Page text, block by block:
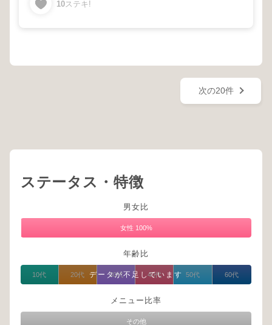
10ステキ!
次の20件
ステータス・特徴
男女比
男
女性 100%
年齢比
データが不足しています
10代 20代 30代 40代 50代 60代
メニュー比率
その他